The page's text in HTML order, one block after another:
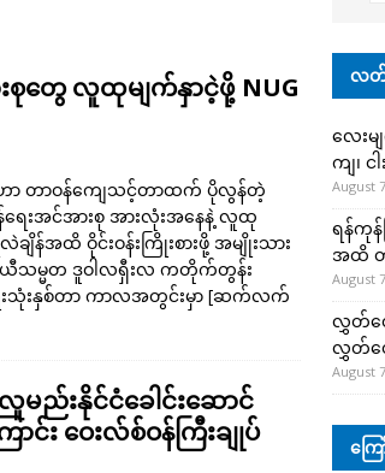
စုတွေ လူထုမျက်နှာငဲ့ဖို့ NUG
ဟာ တာဝန်ကျေသင့်တာထက် ပိုလွန်တဲ့
ေးအင်အားစု အားလုံးအနေနဲ့ လူထု
ချိန်အထိ ဝိုင်းဝန်းကြိုးစားဖို့ အမျိုးသား
ယီသမ္မတ ဒူဝါလရှီးလ ကတိုက်တွန်း
းနှစ်တာ ကာလအတွင်းမှာ [ဆက်လက်
ည်းနိုင်ငံခေါင်းဆောင်
င်း ဝေးလ်စ်ဝန်ကြီးချုပ်
လတ်
လေးမ
ကျ၊ င
August
ရန်ကုန်
အထိ
August
လွှတ်တ
လွှတ်တ
August
ကြေ